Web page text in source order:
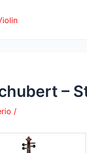
–
/